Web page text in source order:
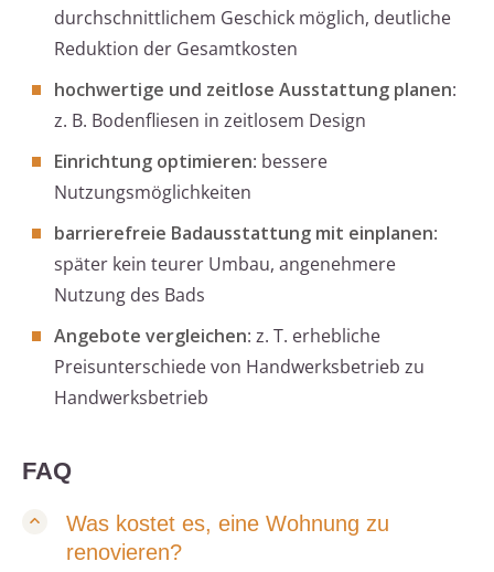
durchschnittlichem Geschick möglich, deutliche
Reduktion der Gesamtkosten
hochwertige und zeitlose Ausstattung planen:
z. B. Bodenfliesen in zeitlosem Design
Einrichtung optimieren: bessere
Nutzungsmöglichkeiten
barrierefreie Badausstattung mit einplanen:
später kein teurer Umbau, angenehmere
Nutzung des Bads
Angebote vergleichen: z. T. erhebliche
Preisunterschiede von Handwerksbetrieb zu
Handwerksbetrieb
FAQ
Was kostet es, eine Wohnung zu
renovieren?